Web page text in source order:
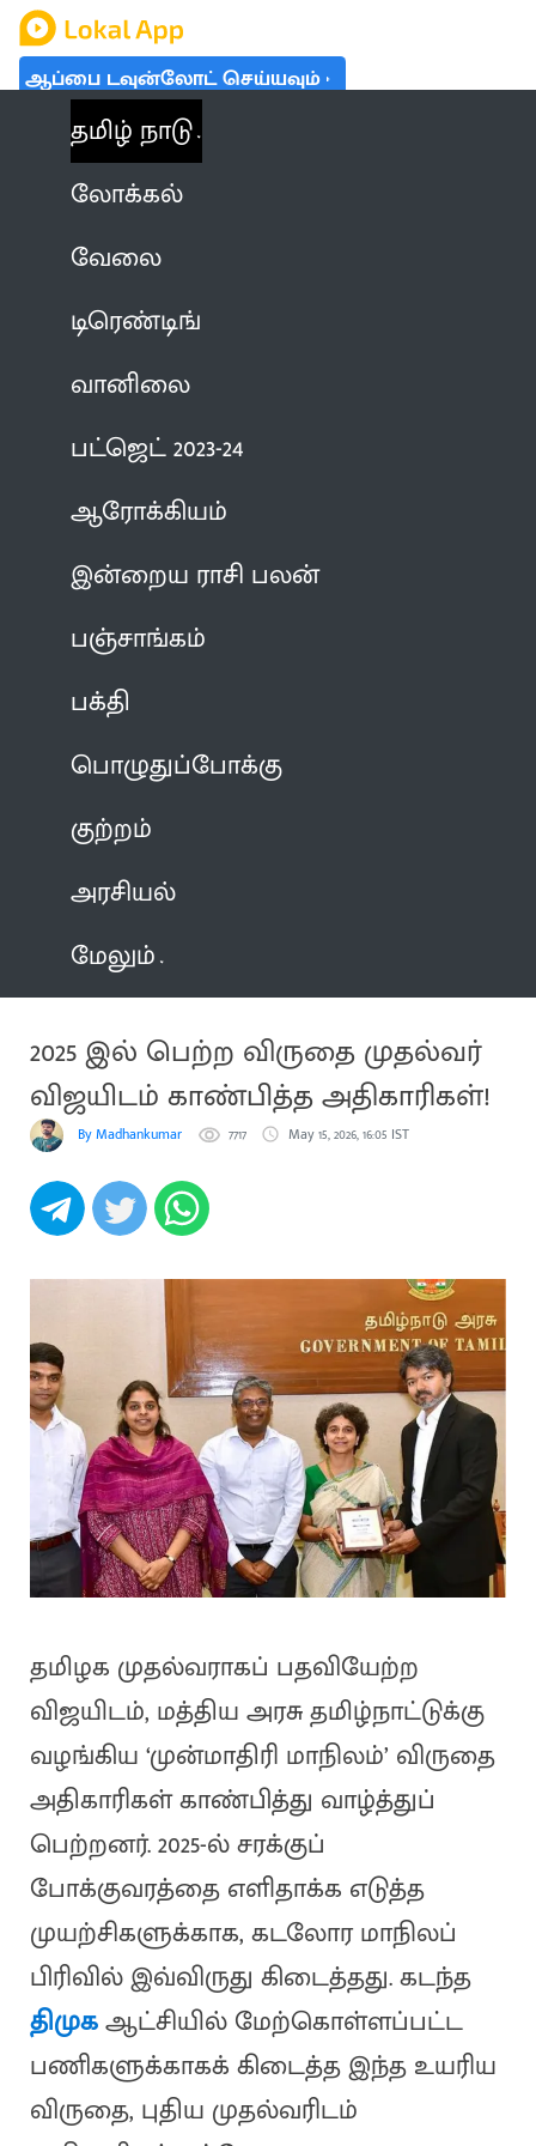
ஆப்பை டவுன்லோட் செய்யவும்
தமிழ் நாடு
லோக்கல்
வேலை
டிரெண்டிங்
வானிலை
பட்ஜெட் 2023-24
ஆரோக்கியம்
இன்றைய ராசி பலன்
பஞ்சாங்கம்
பக்தி
பொழுதுப்போக்கு
குற்றம்
அரசியல்
மேலும்
2025 இல் பெற்ற விருதை முதல்வர்
விஜயிடம் காண்பித்த அதிகாரிகள்!
By Madhankumar 7717 May 15, 2026, 16:05 IST
தமிழக முதல்வராகப் பதவியேற்ற
விஜயிடம், மத்திய அரசு தமிழ்நாட்டுக்கு
வழங்கிய ‘முன்மாதிரி மாநிலம்’ விருதை
அதிகாரிகள் காண்பித்து வாழ்த்துப்
பெற்றனர். 2025-ல் சரக்குப்
போக்குவரத்தை எளிதாக்க எடுத்த
முயற்சிகளுக்காக, கடலோர மாநிலப்
பிரிவில் இவ்விருது கிடைத்தது. கடந்த
திமுகஆட்சியில் மேற்கொள்ளப்பட்ட
பணிகளுக்காகக் கிடைத்த இந்த உயரிய
விருதை, புதிய முதல்வரிடம்